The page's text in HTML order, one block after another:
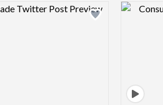
Design preview image